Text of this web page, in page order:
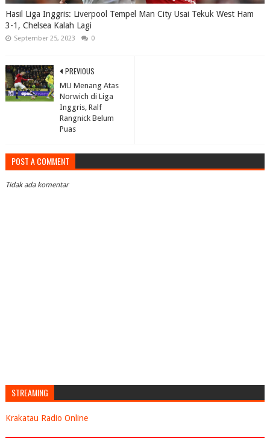
Hasil Liga Inggris: Liverpool Tempel Man City Usai Tekuk West Ham
3-1, Chelsea Kalah Lagi
September 25, 2023 0
PREVIOUS
MU Menang Atas
Norwich di Liga
Inggris, Ralf
Rangnick Belum
Puas
POST A COMMENT
Tidak ada komentar
STREAMING
Krakatau Radio Online